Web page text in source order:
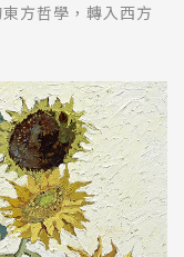
方哲學，轉入西方